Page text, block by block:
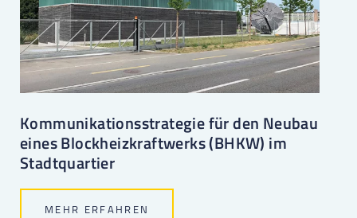
Kommunikationsstrategie für den Neubau
eines Blockheizkraftwerks (BHKW) im
Stadtquartier
MEHR ERFAHREN